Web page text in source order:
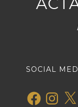
SOCIAL
FacebookInstagram
X